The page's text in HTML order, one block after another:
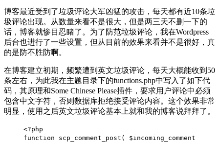
博客最近受到了垃圾评论大军凶猛的攻击，每天都有近10条垃
圾评论出现。从数量来看不是很大，但是两三天不删一下的
话，博客就惨目忍睹了。为了防范垃圾评论，我在Wordpress
后台也进行了一些设置，但从目前的效果来看并不是很好，真
的是防不胜防啊。
在博客建立初期，频繁遭到英文垃圾评论，每天大概能收到50
条左右，为此我在主题目录下的functions.php中写入了如下代
码，其原理和Some Chinese Please插件，要求用户评论中必须
包含中文字符，否则数据库拒绝接受评论内容。这个效果非常
明显，使用之后英文垃圾评论基本上就和我的博客说拜拜了。
<?php
function scp_comment_post( $incoming_comment